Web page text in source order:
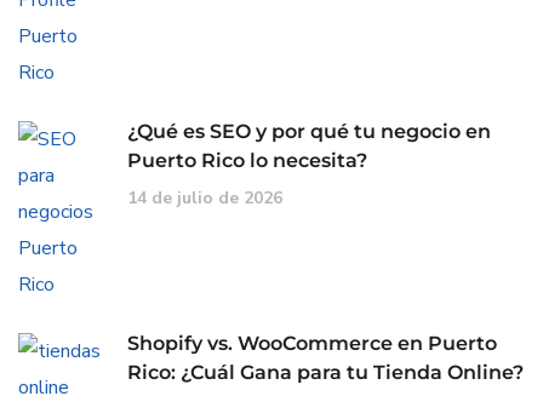
¿Qué es SEO y por qué tu negocio en
Puerto Rico lo necesita?
14 de julio de 2026
Shopify vs. WooCommerce en Puerto
Rico: ¿Cuál Gana para tu Tienda Online?